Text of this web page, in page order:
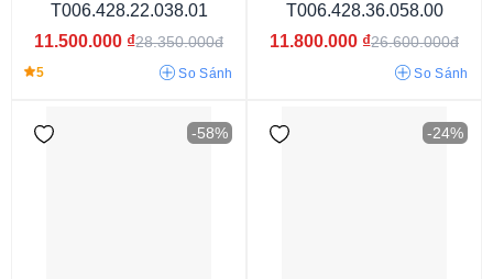
Từ 9 - 15 triệu Từ 15 - 30 triệu
T006.428.22.038.01
11.500.000 ₫28.350.000đ
5 So Sánh
T006.428.36.058.00
11.800.000 ₫26.600.000đ
So Sánh
-58% -24%